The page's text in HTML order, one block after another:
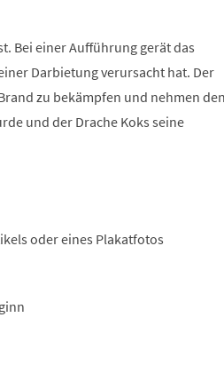
Bei einer Aufführung gerät das
Darbietung verursacht hat. Der
zu bekämpfen und nehmen den
und der Drache Koks seine
oder eines Plakatfotos